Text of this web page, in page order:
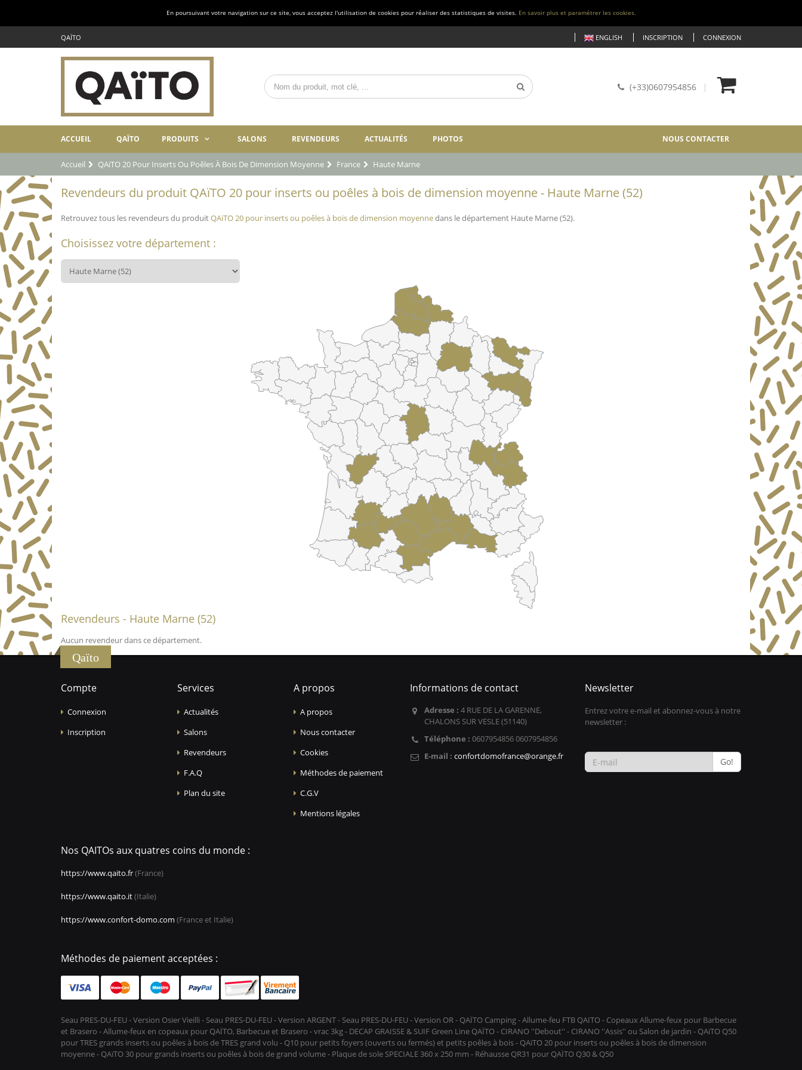
En poursuivant votre navigation sur ce site, vous acceptez l'utilisation de cookies pour réaliser des statistiques de visites. En savoir plus et paramétrer les cookies.
QAÏTO ENGLISH INSCRIPTION CONNEXION
(+33)0607954856
ACCUEIL QAÏTO PRODUITS SALONS REVENDEURS ACTUALITÉS PHOTOS NOUS CONTACTER
Accueil QAïTO 20 Pour Inserts Ou Poêles À Bois De Dimension Moyenne France Haute Marne
Revendeurs du produit QAïTO 20 pour inserts ou poêles à bois de dimension moyenne - Haute Marne (52)
Retrouvez tous les revendeurs du produitQAïTO 20 pour inserts ou poêles à bois de dimension moyennedans le département Haute Marne (52).
Choisissez votre département :
Revendeurs - Haute Marne (52)
Aucun revendeur dans ce département.
Qaïto
Compte
Connexion
Inscription
Services
Actualités
Salons
Revendeurs
F.A.Q
Plan du site
A propos
A propos
Nous contacter
Cookies
Méthodes de paiement
C.G.V
Mentions légales
Informations de contact
Adresse : 4 RUE DE LA GARENNE,
CHALONS SUR VESLE (51140)
Téléphone : 0607954856 0607954856
E-mail : confortdomofrance@orange.fr
Newsletter
Entrez votre e-mail et abonnez-vous à notre
newsletter :
Go!
Nos QAITOs aux quatres coins du monde :
https://www.qaito.fr(France)
https://www.qaito.it(Italie)
https://www.confort-domo.com (France et Italie)
Méthodes de paiement acceptées :
Seau PRES-DU-FEU - Version Osier Vieilli - Seau PRES-DU-FEU - Version ARGENT - Seau PRES-DU-FEU - Version OR - QAÏTO Camping - Allume-feu FTB QAITO - Copeaux Allume-feux pour Barbecue
et Brasero - Allume-feux en copeaux pour QAÏTO, Barbecue et Brasero - vrac 3kg - DECAP GRAISSE & SUIF Green Line QAÏTO - CIRANO ''Debout'' - CIRANO ''Assis'' ou Salon de jardin - QAïTO Q50
pour TRES grands inserts ou poêles à bois de TRES grand volu - Q10 pour petits foyers (ouverts ou fermés) et petits poêles à bois - QAïTO 20 pour inserts ou poêles à bois de dimension
moyenne - QAïTO 30 pour grands inserts ou poêles à bois de grand volume - Plaque de sole SPECIALE 360 x 250 mm - Réhausse QR31 pour QAÏTO Q30 & Q50